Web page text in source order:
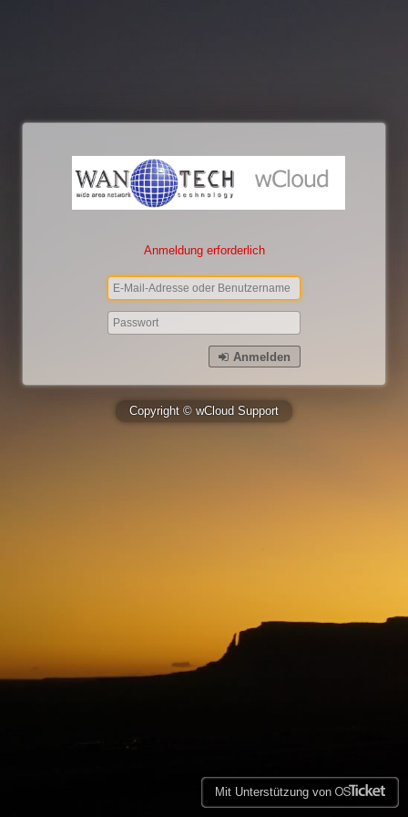
Anmeldung erforderlich
Anmelden
Copyright © wCloud Support
Mit Unterstützung von